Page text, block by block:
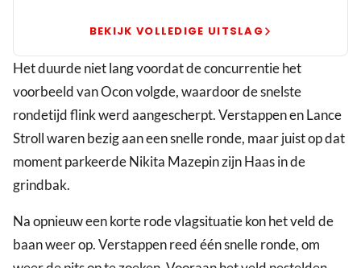
GP
Nederland
BEKIJK VOLLEDIGE UITSLAG
Het duurde niet lang voordat de concurrentie het
voorbeeld van Ocon volgde, waardoor de snelste
rondetijd flink werd aangescherpt. Verstappen en Lance
Stroll waren bezig aan een snelle ronde, maar juist op dat
moment parkeerde Nikita Mazepin zijn Haas in de
grindbak.
Na opnieuw een korte rode vlagsituatie kon het veld de
baan weer op. Verstappen reed één snelle ronde, om